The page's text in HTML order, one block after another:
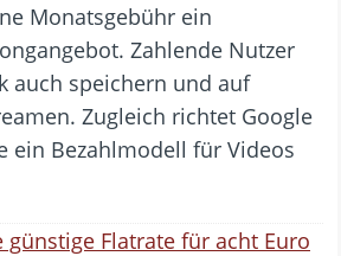
Monatsgebühr ein
Zahlende Nutzer
auch speichern und auf
Zugleich richtet Google
ein Bezahlmodell für Videos